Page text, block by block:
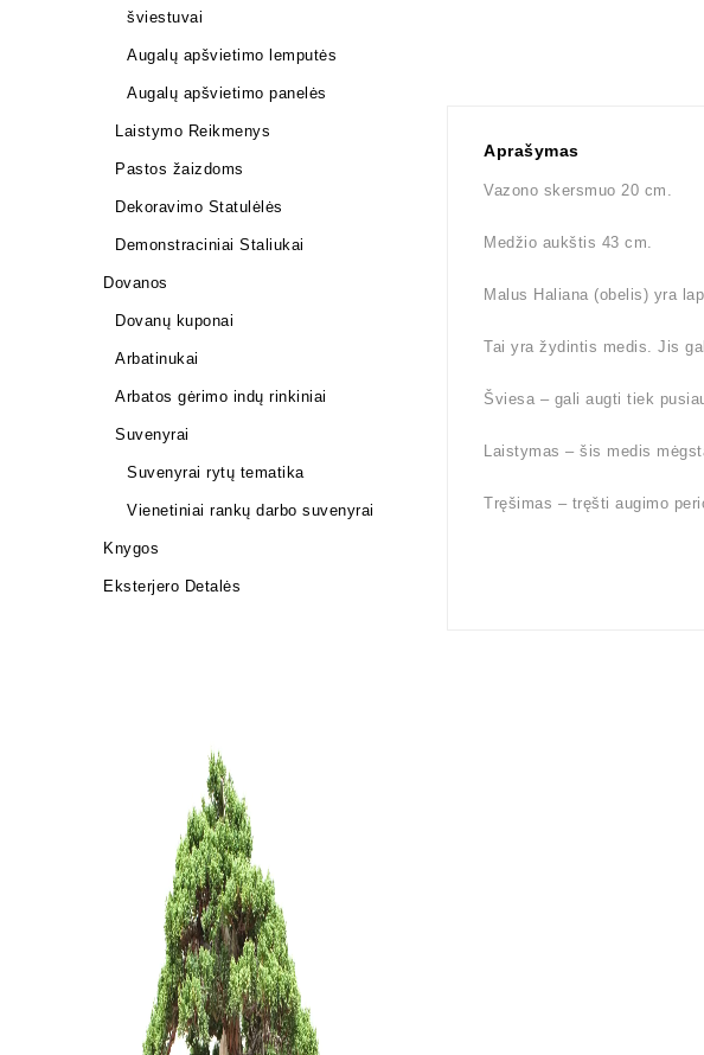
Aprašymas
Vazono skersmuo 20 cm.
Medžio aukštis 43 cm.
Malus Haliana (obelis) yra
Tai yra žydintis medis. Jis
Šviesa – gali augti tiek
Laistymas – šis medis
Tręšimas – tręšti augimo
šviestuvai
Augalų apšvietimo lemputės
Augalų apšvietimo panelės
Laistymo Reikmenys
Pastos žaizdoms
Dekoravimo Statulėlės
Demonstraciniai Staliukai
Dovanos
Dovanų kuponai
Arbatinukai
Arbatos gėrimo indų rinkiniai
Suvenyrai
Suvenyrai rytų tematika
Vienetiniai rankų darbo suvenyrai
Knygos
Eksterjero Detalės